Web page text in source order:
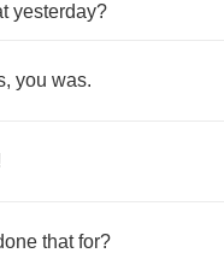
yesterday?
, you was.
that for?